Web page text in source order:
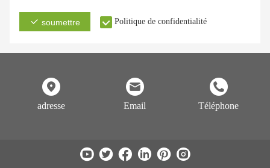
soumettre Politique de confidentialité
adresse Email Téléphone